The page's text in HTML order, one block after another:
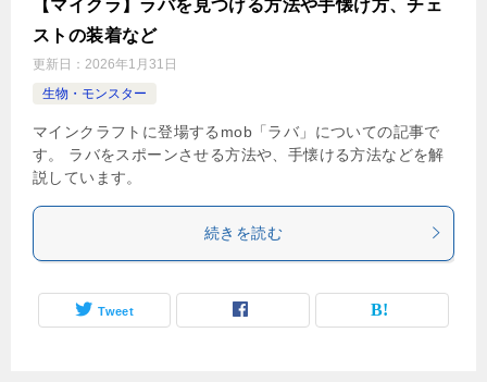
【マイクラ】ラバを見つける方法や手懐け方、チェ
ストの装着など
更新日： 2026年1月31日
生物・モンスター
マインクラフトに登場するmob「ラバ」についての記事で
す。 ラバをスポーンさせる方法や、手懐ける方法などを解
説しています。
続きを読む
Tweet